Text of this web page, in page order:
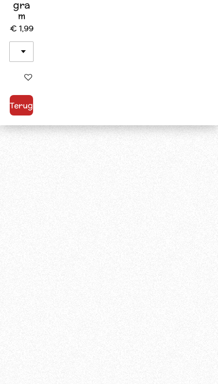
gra
m
€ 1,99
In winkelwagen
Terug